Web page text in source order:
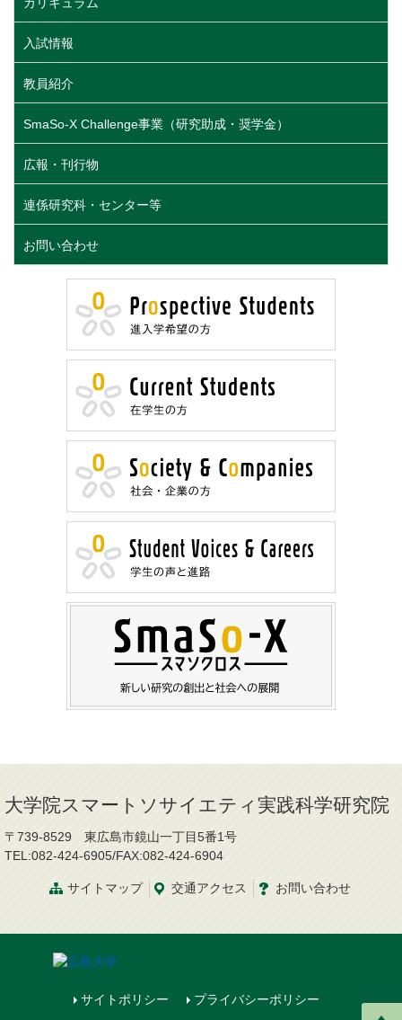
入試情報
教員紹介
SmaSo-X Challenge事業（研究助成・奨学金）
広報・刊行物
連係研究科・センター等
お問い合わせ
大学院スマートソサイエティ実践科学研究院
〒739-8529 東広島市鏡山一丁目5番1号
TEL:082-424-6905/FAX:082-424-6904
サイトマップ 交通アクセス お問い合わせ
サイトポリシー プライバシーポリシー